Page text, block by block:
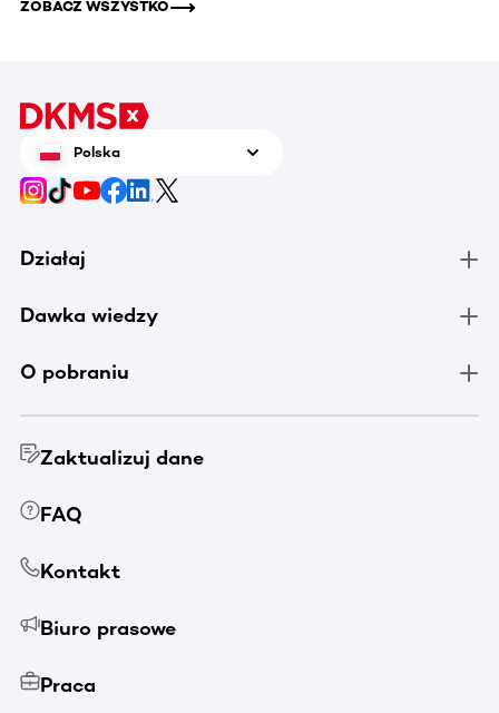
ZOBACZ WSZYSTKO
Polska
Działaj
Dawka wiedzy
O pobraniu
Zaktualizuj dane
FAQ
Kontakt
Biuro prasowe
Praca